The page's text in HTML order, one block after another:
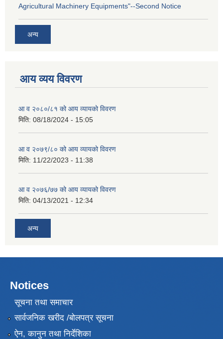
Agricultural Machinery Equipments"--Second Notice
अन्य
आय व्यय विवरण
आ व २०८०/८१ को आय व्यायको विवरण
मिति: 08/18/2024 - 15:05
आ व २०७९/८० को आय व्यायको विवरण
मिति: 11/22/2023 - 11:38
आ व २०७६/७७ को आय व्यायको विवरण
मिति: 04/13/2021 - 12:34
अन्य
Notices
सूचना तथा समाचार
सार्वजनिक खरीद /बोलपत्र सूचना
ऐन, कानुन तथा निर्देशिका